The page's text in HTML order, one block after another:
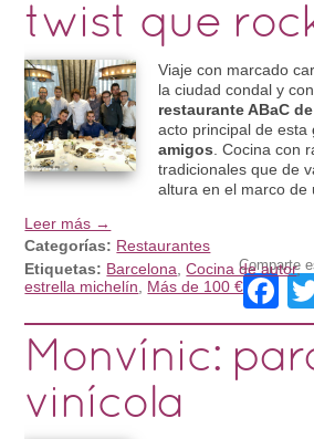
twist que
Viaje con marcado
la ciudad condal y
restaurante ABaC
acto principal de esta
amigos . Cocina con
tradicionales que de
altura en el marco de
Leer más →
Categorías: Restaurantes
Etiquetas: Barcelona ,Cocina de autor,
estrella michelín
Más de 100 €
Comparte
Monvínic:
vinícola